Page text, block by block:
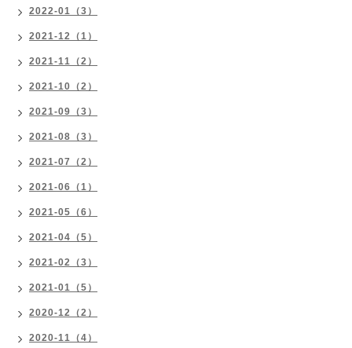
2022-01（3）
2021-12（1）
2021-11（2）
2021-10（2）
2021-09（3）
2021-08（3）
2021-07（2）
2021-06（1）
2021-05（6）
2021-04（5）
2021-02（3）
2021-01（5）
2020-12（2）
2020-11（4）